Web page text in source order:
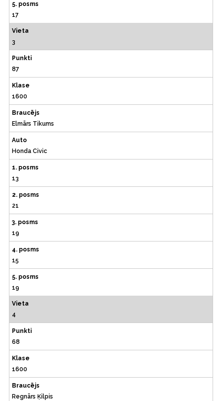
5. posms
17
Vieta
3
Punkti
87
Klase
1600
Braucējs
Elmārs Tikums
Auto
Honda Civic
1. posms
13
2. posms
21
3. posms
19
4. posms
15
5. posms
19
Vieta
4
Punkti
68
Klase
1600
Braucējs
Regnārs Ķilpis